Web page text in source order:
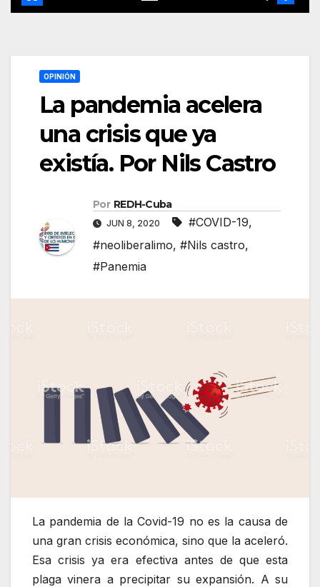
OPINIÓN
La pandemia acelera
una crisis que ya
existía. Por Nils Castro
Por REDH-Cuba
JUN 8, 2020 #COVID-19,
#neoliberalimo, #Nils castro,
#Panemia
La pandemia de la Covid-19 no es la causa de
una gran crisis económica, sino que la aceleró.
Esa crisis ya era efectiva antes de que esta
plaga vinera a precipitar su expansión. A su